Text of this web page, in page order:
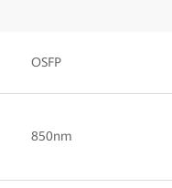
OSFP
850nm